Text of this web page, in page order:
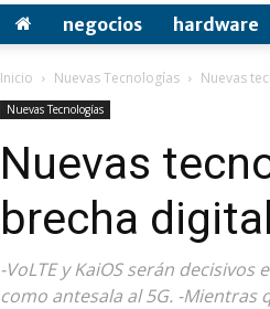
negocios hardware
Inicio Nuevas Tecnologías Nuevas
Nuevas Tecnologías
Nuevas
brecha
-VoLTE y KaiOS serán
como antesala al 5G. -Mientras